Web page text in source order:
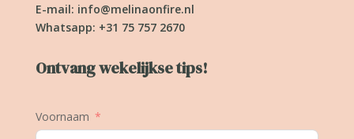
E-mail: info@melinaonfire.nl
Whatsapp: +31 75 757 2670
Ontvang wekelijkse tips!
Voornaam